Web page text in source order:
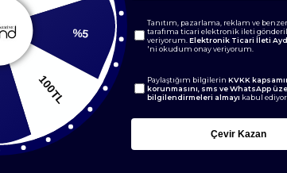
100TL
%25
Tanıtım, pazarlama, reklam ve
tarafıma ticari elektronik ileti
veriyorum. Elektronik Ticari İleti
'ni okudum onay veriyorum.
Paylaştığım bilgilerin KVKK
korunmasını, sms ve WhatsApp
bilgilendirmeleri almayı kabul
Çevir Kazan